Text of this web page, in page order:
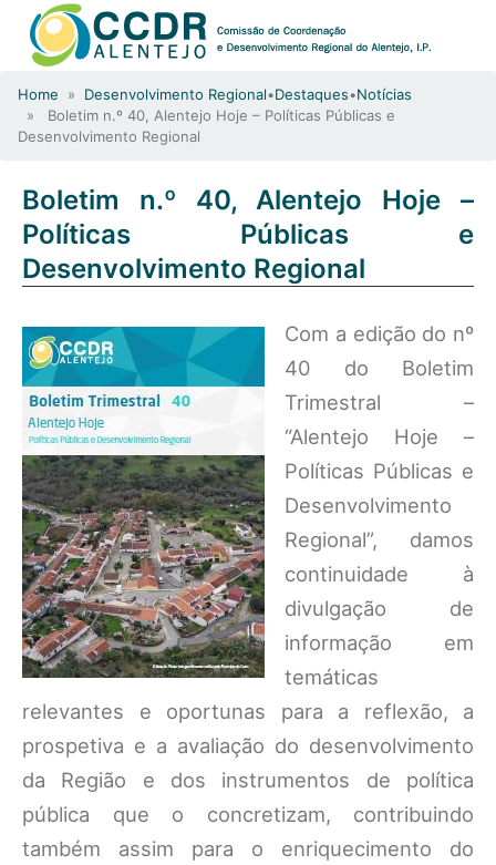
Home » Desenvolvimento Regional•Destaques•Notícias
» Boletim n.º 40, Alentejo Hoje – Políticas Públicas e
Desenvolvimento Regional
Boletim n.º 40, Alentejo Hoje –
Políticas Públicas e
Desenvolvimento Regional
Com a edição do nº
40 do Boletim
Trimestral –
“Alentejo Hoje –
Políticas Públicas e
Desenvolvimento
Regional”, damos
continuidade à
divulgação de
informação em
temáticas
relevantes e oportunas para a reflexão, a
prospetiva e a avaliação do desenvolvimento
da Região e dos instrumentos de política
pública que o concretizam, contribuindo
também assim para o enriquecimento do